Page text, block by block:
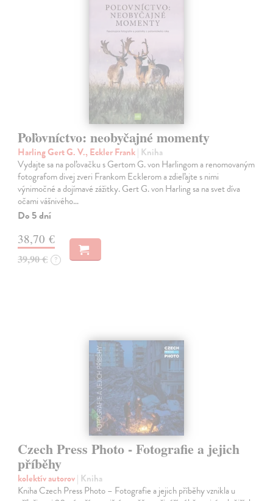
Poľovníctvo: neobyčajné momenty
Harling Gert G. V., Eckler Frank| Kniha
Vydajte sa na poľovačku s Gertom G. von Harlingom a renomovaným
fotografom divej zveri Frankom Ecklerom a zdieľajte s nimi
výnimočné a dojímavé zážitky. Gert G. von Harling sa na svet díva
očami vášnivého…
Do 5 dní
38,70 €
39,90 € ?
Czech Press Photo - Fotografie a jejich
příběhy
kolektív autorov| Kniha
Kniha Czech Press Photo – Fotografie a jejich příběhy vznikla u